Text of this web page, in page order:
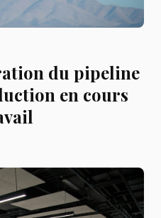
du pipeline
en cours